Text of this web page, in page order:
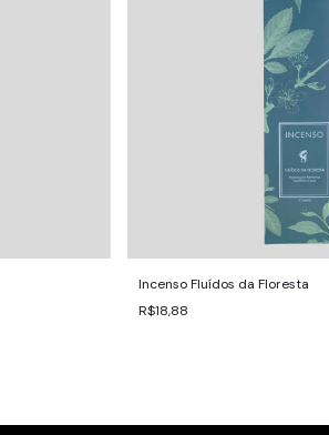
Incenso Fluídos da Floresta
R$18,88